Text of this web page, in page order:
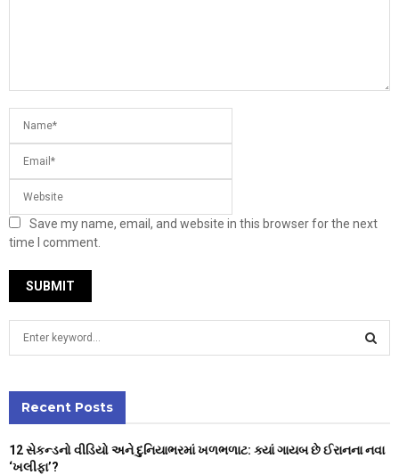
Save my name, email, and website in this browser for the next
time I comment.
h
o
A
Recent Posts
12 સેકન્ડનો વીડિયો અને દુનિયાભરમાં ખળભળાટ: ક્યાં ગાયબ છે ઈરાનના નવા
‘ખલીફા’?